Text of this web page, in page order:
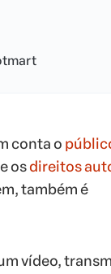
conta o
osdireitos
também é
vídeo,